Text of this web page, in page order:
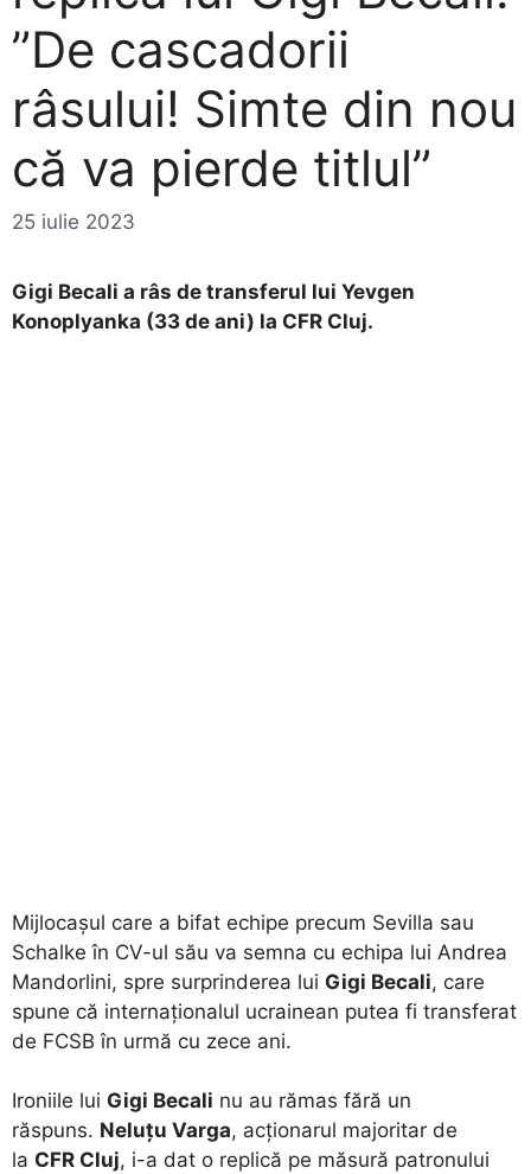
”De cascadorii
râsului! Simte din nou
că va pierde titlul”
25 iulie 2023
Gigi Becali a râs de transferul lui Yevgen
Konoplyanka (33 de ani) la CFR Cluj.
Mijlocașul care a bifat echipe precum Sevilla sau
Schalke în CV-ul său va semna cu echipa lui Andrea
Mandorlini, spre surprinderea lui Gigi Becali, care
spune că internaționalul ucrainean putea fi transferat
de FCSB în urmă cu zece ani.
Ironiile lui Gigi Becali nu au rămas fără un
răspuns. Neluțu Varga, acționarul majoritar de
la CFR Cluj, i-a dat o replică pe măsură patronului